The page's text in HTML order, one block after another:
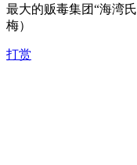
最大的贩毒集团“海湾
梅）
打赏